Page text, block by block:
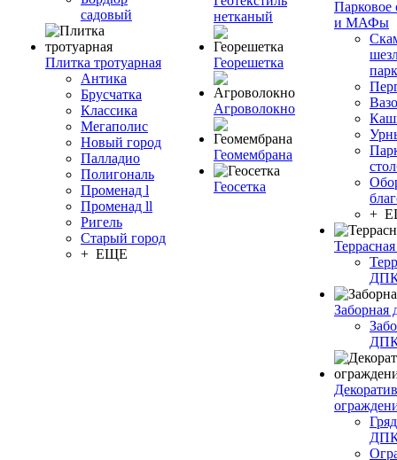
садовый
Плитка тротуарная
Антика
Брусчатка
Классика
Мегаполис
Новый город
Палладио
Полигональ
Променад l
Променад ll
Ригель
Старый город
+ ЕЩЕ
нетканый
Георешетка
Агроволокно
Геомембрана
Геосетка
Парковое
и МАФы
+
Заборная